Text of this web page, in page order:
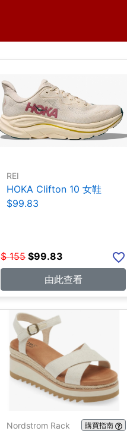
REI
HOKA Clifton 10 女鞋
$99.83
$ 155 $99.83
由此查看
Nordstrom Rack 購買指南